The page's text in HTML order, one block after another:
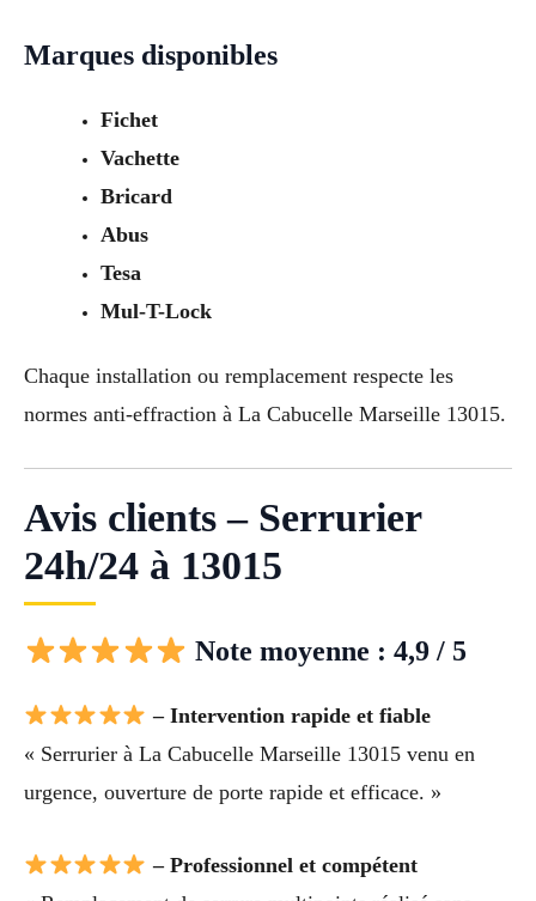
Marques disponibles
Fichet
Vachette
Bricard
Abus
Tesa
Mul-T-Lock
Chaque installation ou remplacement respecte les
normes anti-effraction à La Cabucelle Marseille 13015.
Avis clients – Serrurier
24h/24 à 13015
Note moyenne : 4,9 / 5
– Intervention rapide et fiable
« Serrurier à La Cabucelle Marseille 13015 venu en
urgence, ouverture de porte rapide et efficace. »
– Professionnel et compétent